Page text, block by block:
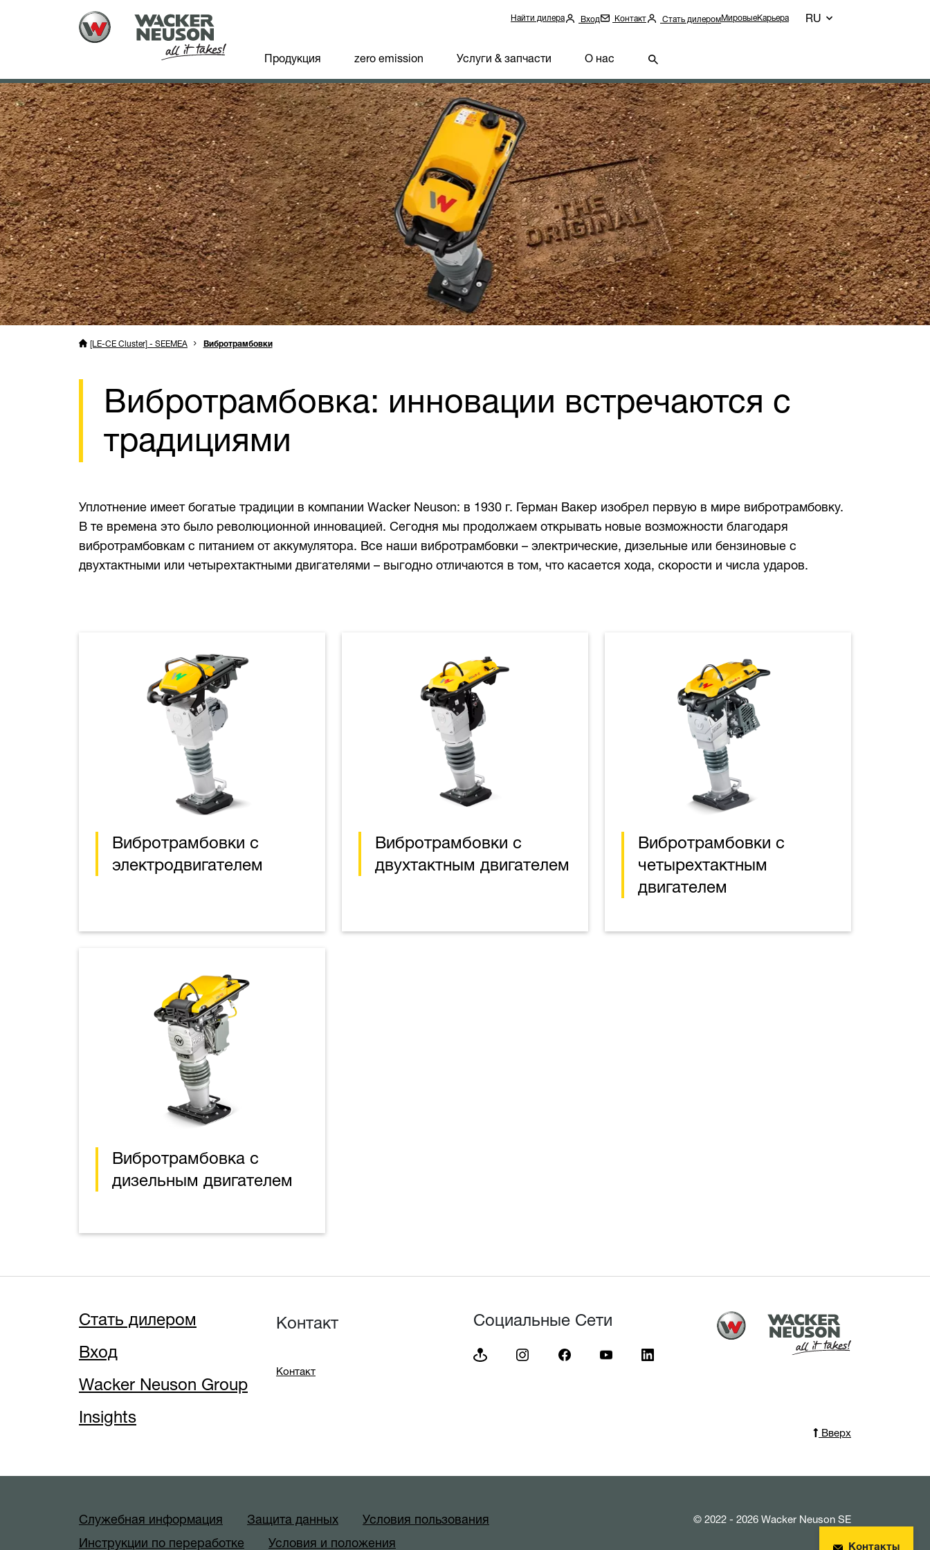
Найти дилера Вход Контакт Стать дилеромМировыеКарьера RU
Продукция zero emission Услуги & запчасти О нас
[LE-CE Cluster] - SEEMEA Вибротрамбовки
Вибротрамбовка: инновации встречаются с
традициями
Уплотнение имеет богатые традиции в компании Wacker Neuson: в 1930 г. Герман Вакер изобрел первую в мире вибротрамбовку.
В те времена это было революционной инновацией. Сегодня мы продолжаем открывать новые возможности благодаря
вибротрамбовкам с питанием от аккумулятора. Все наши вибротрамбовки – электрические, дизельные или бензиновые с
двухтактными или четырехтактными двигателями – выгодно отличаются в том, что касается хода, скорости и числа ударов.
Вибротрамбовки с
электродвигателем
Вибротрамбовки с
двухтактным двигателем
Вибротрамбовки с
четырехтактным
двигателем
Вибротрамбовка с
дизельным двигателем
Контакты
Стать дилером
Вход
Wacker Neuson Group
Insights
Контакт
Контакт
Социальные Сети
Вверх
Служебная информация Защита данных
Условия пользования
Инструкции по переработке
Условия и положения
© 2022 - 2026 Wacker Neuson SE